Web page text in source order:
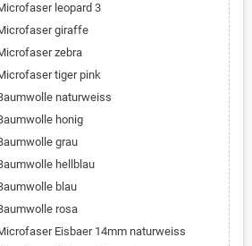
leopard 3
giraffe
zebra
tiger pink
naturweiss
honig
grau
hellblau
blau
rosa
Eisbaer 14mm naturweiss